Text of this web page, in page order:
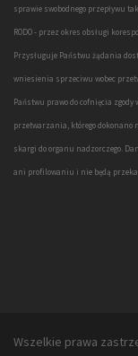
sprawie swobodnego przepływu
RODO - przez okres obsługi
Przysługuje Państwu żądania
wniesienia sprzeciwu wobec
Państwu prawo do cofnięcia
przetwarzania, którego dokonano
skargi do organu nadzorczego.
ani profilowaniu i nie będą
Wszelkie prawa